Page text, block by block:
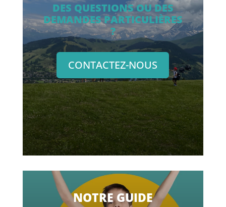
DES QUESTIONS OU DES
DEMANDES PARTICULIÈRES
?
CONTACTEZ-NOUS
NOTRE GUIDE